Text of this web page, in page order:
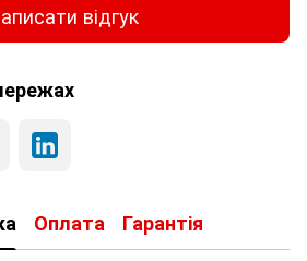
відгук
Оплата Гарантія